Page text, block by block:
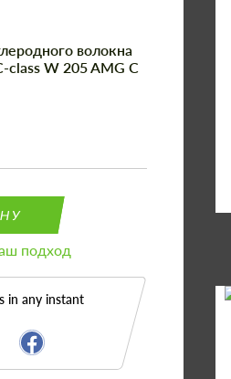
волокна
class W 205 AMG C
подход
in any instant